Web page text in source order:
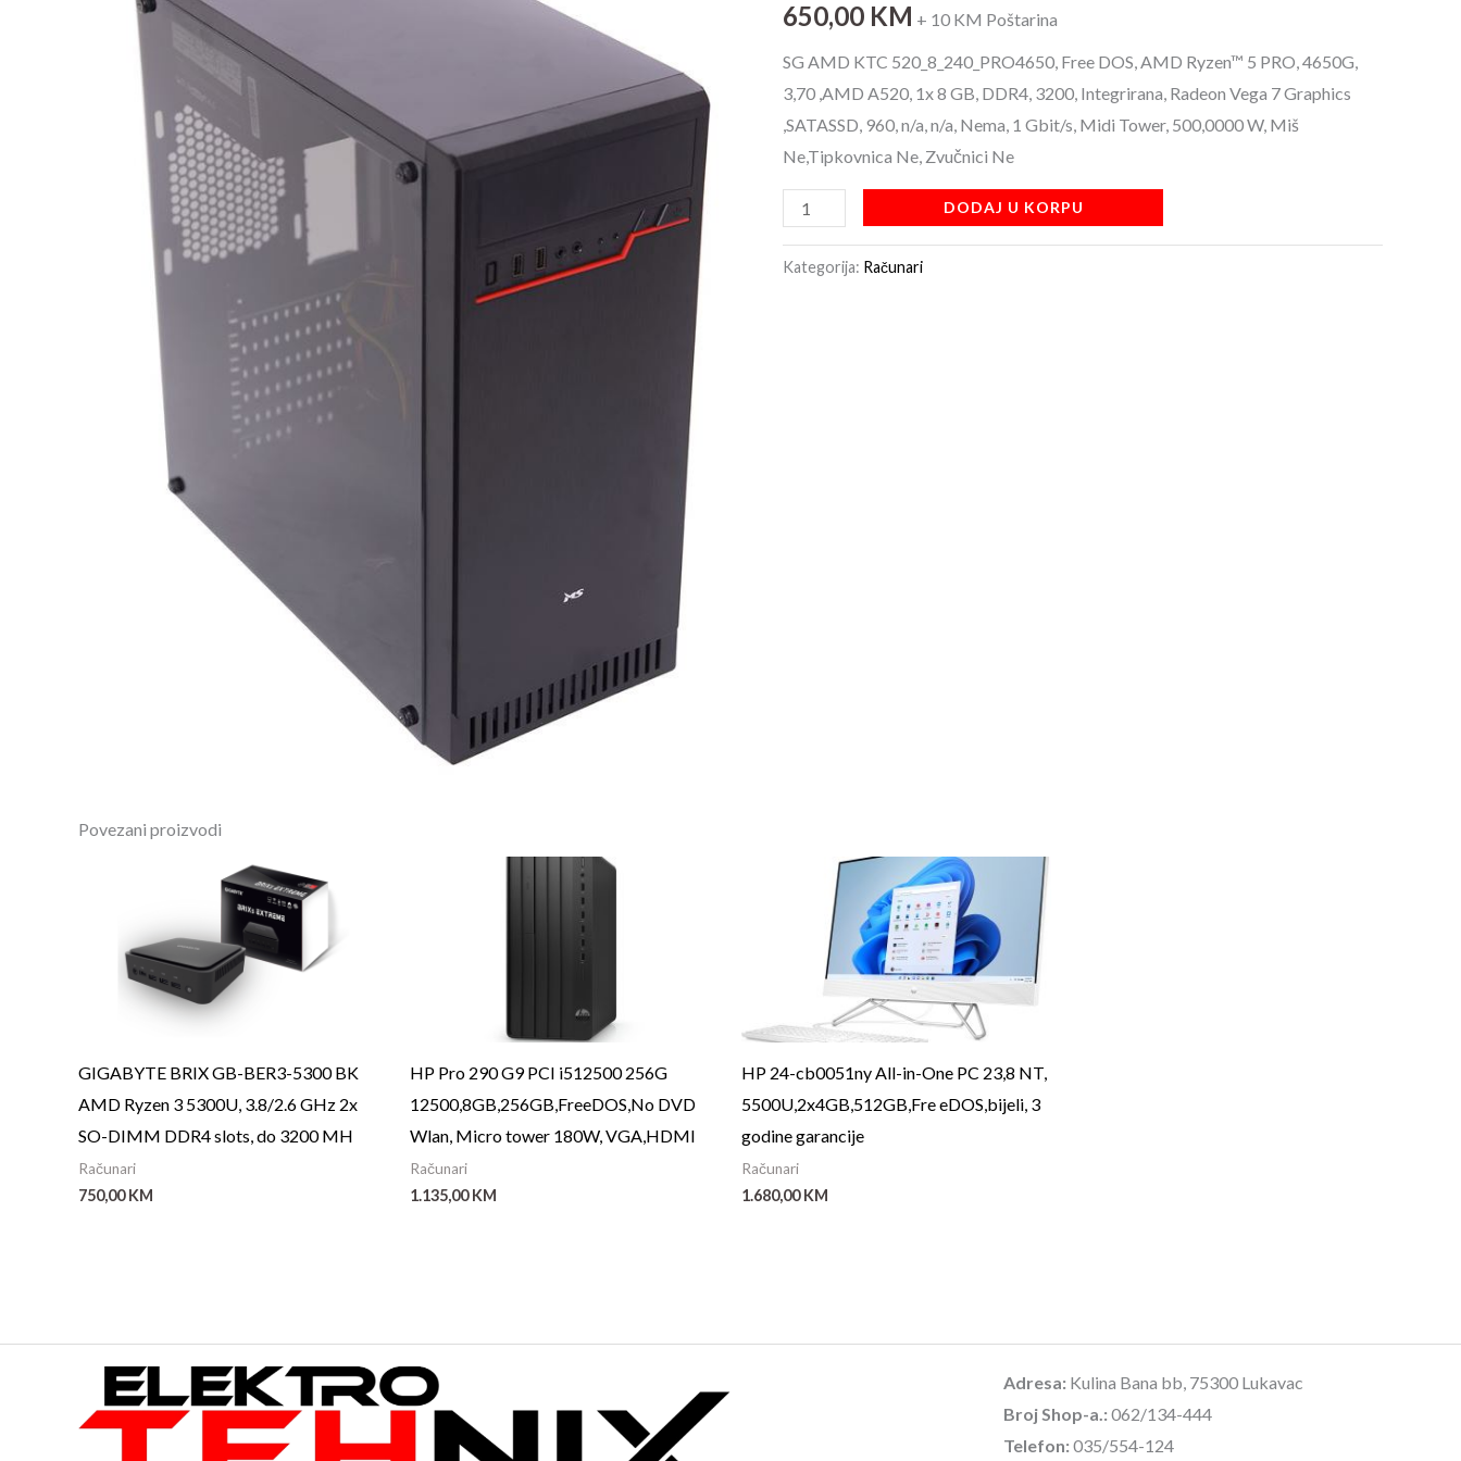
650,00 KM + 10 KM Poštarina
SG AMD KTC 520_8_240_PRO4650, Free DOS, AMD Ryzen™ 5 PRO, 4650G,
3,70 ,AMD A520, 1x 8 GB, DDR4, 3200, Integrirana, Radeon Vega 7 Graphics
,SATASSD, 960, n/a, n/a, Nema, 1 Gbit/s, Midi Tower, 500,0000 W, Miš
Ne,Tipkovnica Ne, Zvučnici Ne
520_8_960_PRO4650
DODAJ U KORPU
Kategorija: Računari
Povezani proizvodi
GIGABYTE BRIX GB-BER3-5300 BK
AMD Ryzen 3 5300U, 3.8/2.6 GHz 2x
SO-DIMM DDR4 slots, do 3200 MH
Računari
750,00KM
HP Pro 290 G9 PCI i512500 256G
12500,8GB,256GB,FreeDOS,No DVD
Wlan, Micro tower 180W, VGA,HDMI
Računari
1.135,00KM
HP 24-cb0051ny All-in-One PC 23,8 NT,
5500U,2x4GB,512GB,Fre eDOS,bijeli, 3
godine garancije
Računari
1.680,00KM
Adresa: Kulina Bana bb, 75300 Lukavac
Broj Shop-a.: 062/134-444
Telefon: 035/554-124